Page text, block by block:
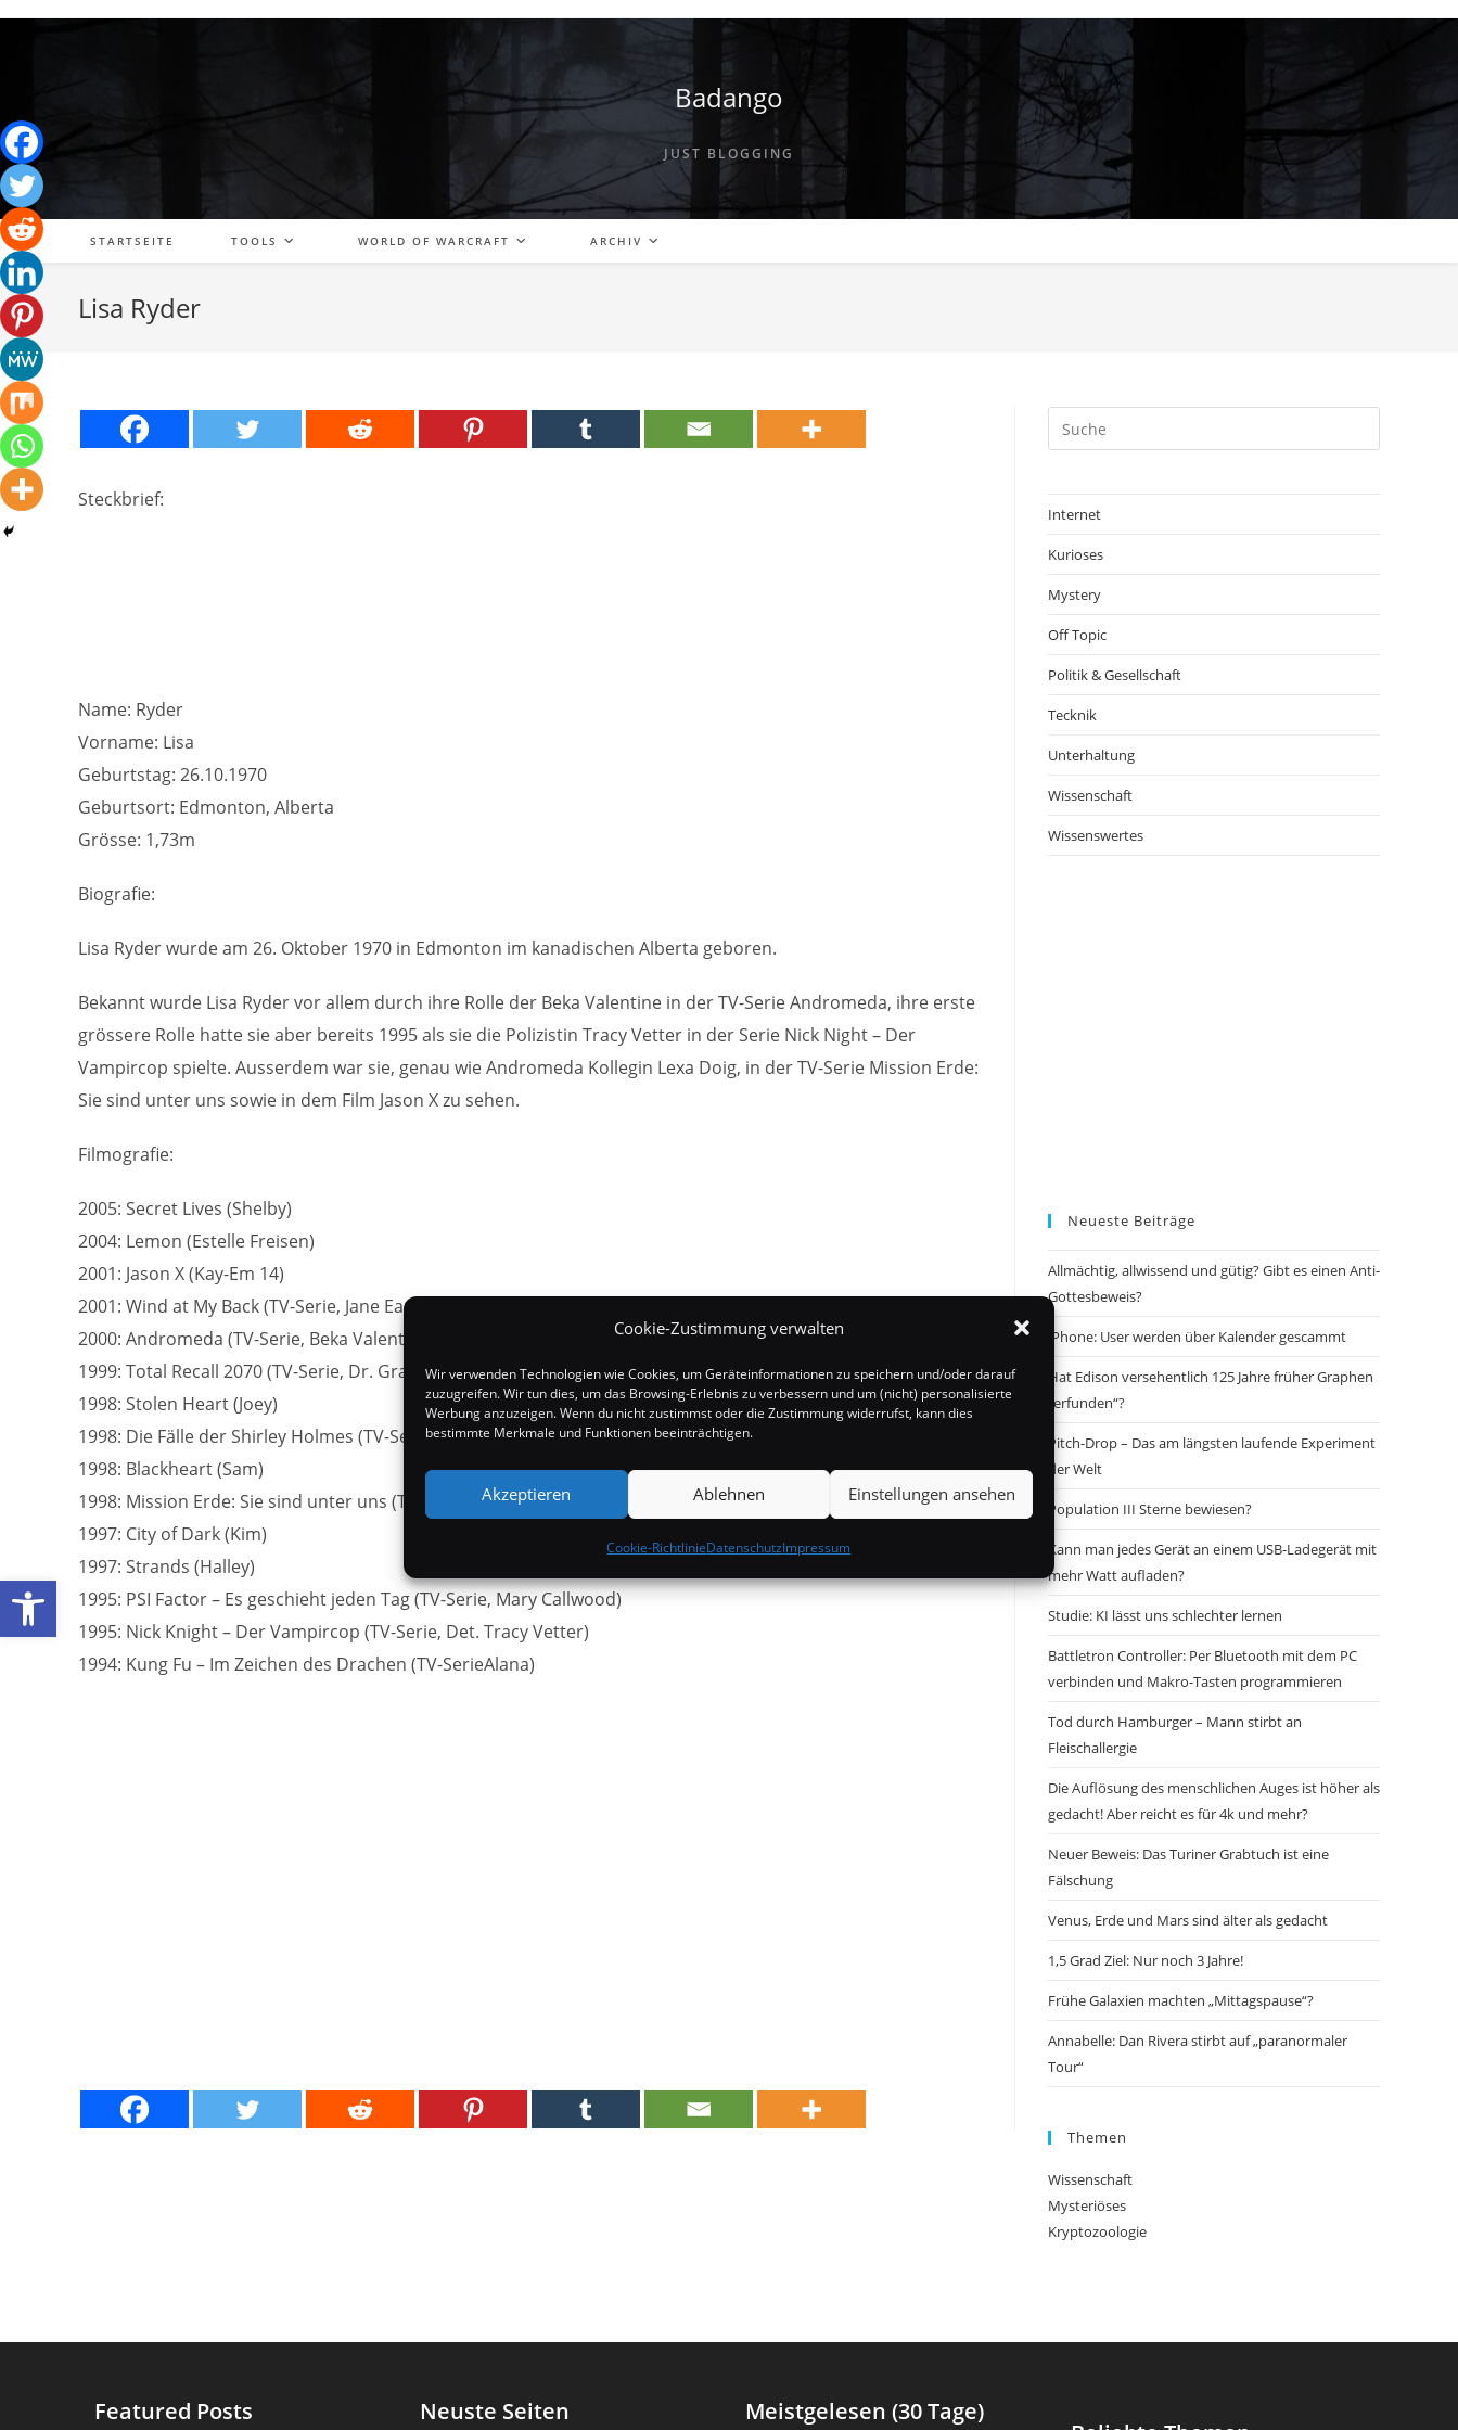
Werkzeugleiste öffnen
Cookie-Zustimmung verwalten
Wir verwenden Technologien wie Cookies, um Geräteinformationen zu speichern und/oder darauf
zuzugreifen. Wir tun dies, um das Browsing-Erlebnis zu verbessern und um (nicht) personalisierte
Werbung anzuzeigen. Wenn du nicht zustimmst oder die Zustimmung widerrufst, kann dies
bestimmte Merkmale und Funktionen beeinträchtigen.
Akzeptieren Ablehnen Einstellungen ansehen
Cookie-RichtlinieDatenschutzImpressum
Badango
JUST BLOGGING
STARTSEITE TOOLS WORLD OF WARCRAFT ARCHIV
Lisa Ryder
Steckbrief:
Name: Ryder
Vorname: Lisa
Geburtstag: 26.10.1970
Geburtsort: Edmonton, Alberta
Grösse: 1,73m
Biografie:
Lisa Ryder wurde am 26. Oktober 1970 in Edmonton im kanadischen Alberta geboren.
Bekannt wurde Lisa Ryder vor allem durch ihre Rolle der Beka Valentine in der TV-Serie Andromeda, ihre erste
grössere Rolle hatte sie aber bereits 1995 als sie die Polizistin Tracy Vetter in der Serie Nick Night – Der
Vampircop spielte. Ausserdem war sie, genau wie Andromeda Kollegin Lexa Doig, in der TV-Serie Mission Erde:
Sie sind unter uns sowie in dem Film Jason X zu sehen.
Filmografie:
2005: Secret Lives (Shelby)
2004: Lemon (Estelle Freisen)
2001: Jason X (Kay-Em 14)
2001: Wind at My Back (TV-Serie, Jane Easterbrook)
2000: Andromeda (TV-Serie, Beka Valentine)
1999: Total Recall 2070 (TV-Serie, Dr. Grace)
1998: Stolen Heart (Joey)
1998: Die Fälle der Shirley Holmes (TV-Serie, Jenny Bane)
1998: Blackheart (Sam)
1998: Mission Erde: Sie sind unter uns (TV-Serie, Kate Boone, William Boone’s Frau)
1997: City of Dark (Kim)
1997: Strands (Halley)
1995: PSI Factor – Es geschieht jeden Tag (TV-Serie, Mary Callwood)
1995: Nick Knight – Der Vampircop (TV-Serie, Det. Tracy Vetter)
1994: Kung Fu – Im Zeichen des Drachen (TV-SerieAlana)
Internet
Kurioses
Mystery
Off Topic
Politik & Gesellschaft
Tecknik
Unterhaltung
Wissenschaft
Wissenswertes
Neueste Beiträge
Allmächtig, allwissend und gütig? Gibt es einen Anti-
Gottesbeweis?
iPhone: User werden über Kalender gescammt
Hat Edison versehentlich 125 Jahre früher Graphen
„erfunden“?
Pitch-Drop – Das am längsten laufende Experiment
der Welt
Population III Sterne bewiesen?
Kann man jedes Gerät an einem USB-Ladegerät mit
mehr Watt aufladen?
Studie: KI lässt uns schlechter lernen
Battletron Controller: Per Bluetooth mit dem PC
verbinden und Makro-Tasten programmieren
Tod durch Hamburger – Mann stirbt an
Fleischallergie
Die Auflösung des menschlichen Auges ist höher als
gedacht! Aber reicht es für 4k und mehr?
Neuer Beweis: Das Turiner Grabtuch ist eine
Fälschung
Venus, Erde und Mars sind älter als gedacht
1,5 Grad Ziel: Nur noch 3 Jahre!
Frühe Galaxien machten „Mittagspause“?
Annabelle: Dan Rivera stirbt auf „paranormaler
Tour“
Themen
Wissenschaft
Mysteriöses
Kryptozoologie
Featured Posts Neuste Seiten Meistgelesen (30 Tage)